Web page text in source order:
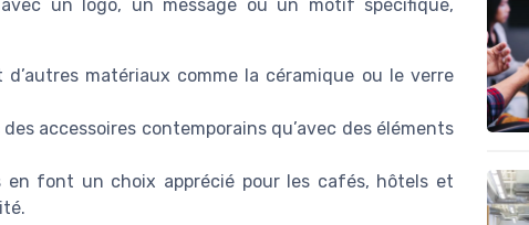
un logo, un message ou un motif spécifique,
matériaux comme la céramique ou le verre
accessoires contemporains qu’avec des éléments
font un choix apprécié pour les cafés, hôtels et